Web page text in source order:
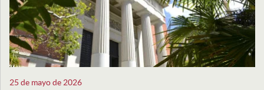
25 de mayo de 2026